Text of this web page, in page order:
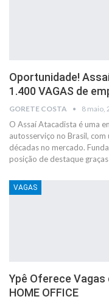
Oportunidade!
1.400 VAGAS de
GORETE COSTA 8 maio,
O Assaí Atacadista é uma
autosserviço no Brasil,
décadas no mercado.
posição de destaque
VAGAS
Ypê Oferece Vagas
HOME OFFICE